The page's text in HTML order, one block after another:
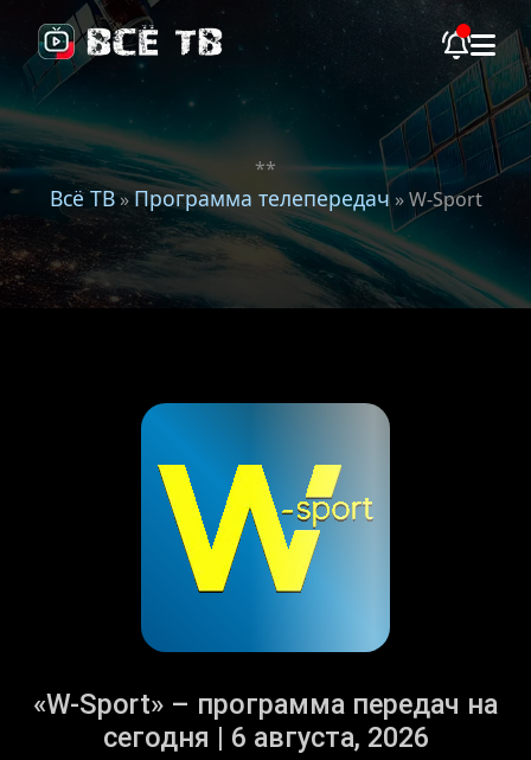
**
Всё ТВ»Программа телепередач» W-Sport
«W-Sport» – программа передач на
сегодня | 6 августа, 2026